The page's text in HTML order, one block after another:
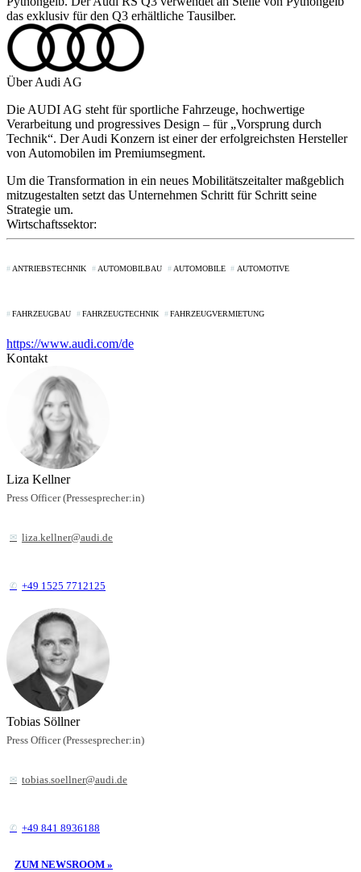
das exklusiv für den Q3 erhältliche Tausilber.
Über Audi AG
Die AUDI AG steht für sportliche Fahrzeuge, hochwertige
Verarbeitung und progressives Design – für „Vorsprung durch
Technik“. Der Audi Konzern ist einer der erfolgreichsten Hersteller
von Automobilen im Premiumsegment.
Um die Transformation in ein neues Mobilitätszeitalter maßgeblich
mitzugestalten setzt das Unternehmen Schritt für Schritt seine
Strategie um.
Wirtschaftssektor:
ANTRIEBSTECHNIK AUTOMOBILBAU AUTOMOBILE AUTOMOTIVE
FAHRZEUGBAU FAHRZEUGTECHNIK FAHRZEUGVERMIETUNG
https://www.audi.com/de
Kontakt
Liza Kellner
Press Officer (Pressesprecher:in)
liza.kellner@audi.de
+49 1525 7712125
Tobias Söllner
Press Officer (Pressesprecher:in)
tobias.soellner@audi.de
+49 841 8936188
ZUM NEWSROOM »